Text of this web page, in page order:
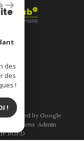
powered by Google
Liens Admin
RGPD
des
des
!
!